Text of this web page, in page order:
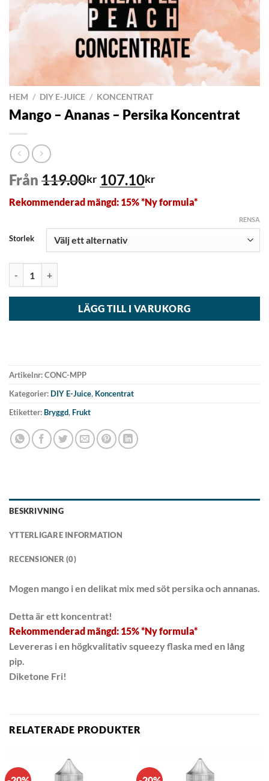
HEM / DIY E-JUICE / KONCENTRAT
Mango – Ananas – Persika Koncentrat
Från 119.00kr Det
ursprungliga
priset
119.00kr.
107.10krDet
nuvarande
priset
Rekommenderad mängd: 15% *Ny formula*
Storlek
RENSA
LÄGG TILL I VARUKORG
Artikelnr:CONC-MPP
Kategorier: DIY E-Juice, Koncentrat
Etiketter: Bryggd, Frukt
BESKRIVNING
YTTERLIGARE INFORMATION
RECENSIONER (0)
Mogen mango i en delikat mix med söt persika och annanas.
Detta är ett koncentrat!
Rekommenderad mängd: 15% *Ny formula*
Levereras i en högkvalitativ squeezy flaska med en lång
pip.
Diketone Fri!
RELATERADE PRODUKTER